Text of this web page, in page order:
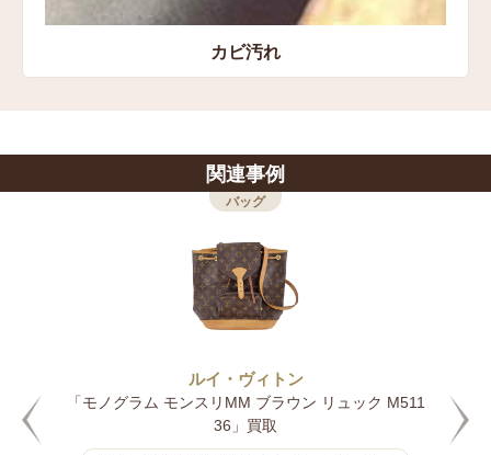
カビ汚れ
関連事例
M511
ルイ・ヴィトン
「モノグラム カルトシエールGM ブラウン ショ
ダーバッグ M51252」買取